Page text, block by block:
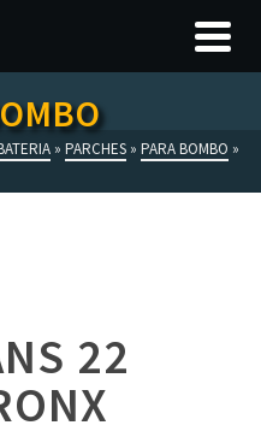
» PARCHES » PARA BOMBO »
22